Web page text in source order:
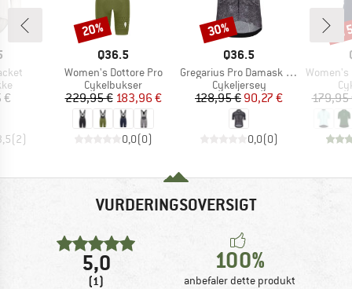
€
(2)
MÆRKE
Q36.5
Artikel
Women's Dottore Pro
Produktgruppe
Cykelbukser
Pris
229,95 €Nedsat pris
183,96 €
0,0(0)
Rabat
20%
MÆRKE
Q36.5
Artikel
Gregarius Pro Damask Jersey
Produktgruppe
Cykeljersey
Pris
128,95 €Nedsat pris
90,27 €
0,0(0)
Rabat
30%
Artikel
Women's
179,95
VURDERINGSOVERSIGT
5,0
(1)
100%
anbefaler dette produkt